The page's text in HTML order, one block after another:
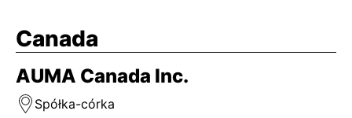
Canada
AUMA Canada Inc.
Spółka-córka